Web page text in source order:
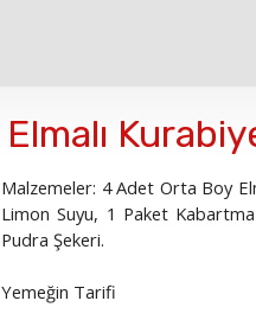
Elmalı
Malzemeler: 4 Adet Orta Boy
Limon Suyu, 1 Paket Kabartma
Pudra Şekeri.
Yemeğin Tarifi